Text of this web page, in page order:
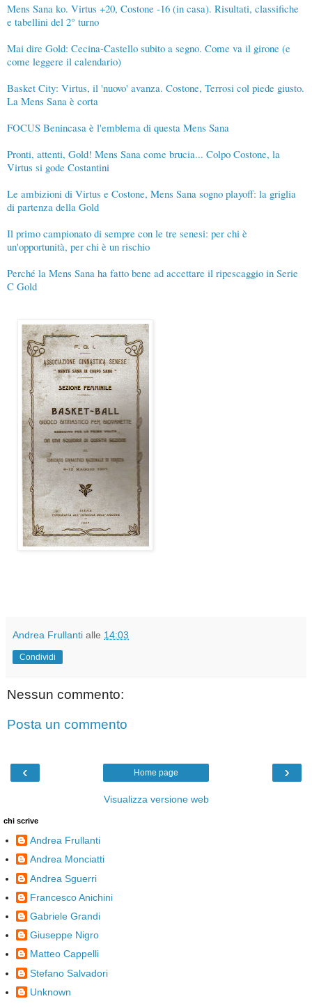
Mens Sana ko. Virtus +20, Costone -16 (in casa). Risultati, classifiche
e tabellini del 2° turno
Mai dire Gold: Cecina-Castello subito a segno. Come va il girone (e
come leggere il calendario)
Basket City: Virtus, il 'nuovo' avanza. Costone, Terrosi col piede giusto.
La Mens Sana è corta
FOCUS Benincasa è l'emblema di questa Mens Sana
Pronti, attenti, Gold! Mens Sana come brucia... Colpo Costone, la
Virtus si gode Costantini
Le ambizioni di Virtus e Costone, Mens Sana sogno playoff: la griglia
di partenza della Gold
Il primo campionato di sempre con le tre senesi: per chi è
un'opportunità, per chi è un rischio
Perché la Mens Sana ha fatto bene ad accettare il ripescaggio in Serie
C Gold
Andrea Frullanti alle 14:03
Condividi
Nessun commento:
Posta un commento
‹ ›
Home page
Visualizza versione web
chi scrive
Andrea Frullanti
Andrea Monciatti
Andrea Sguerri
Francesco Anichini
Gabriele Grandi
Giuseppe Nigro
Matteo Cappelli
Stefano Salvadori
Unknown